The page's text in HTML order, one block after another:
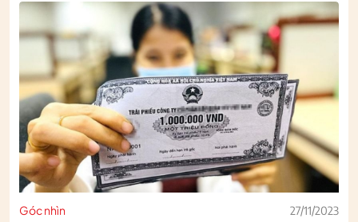
Góc nhìn 27/11/2023